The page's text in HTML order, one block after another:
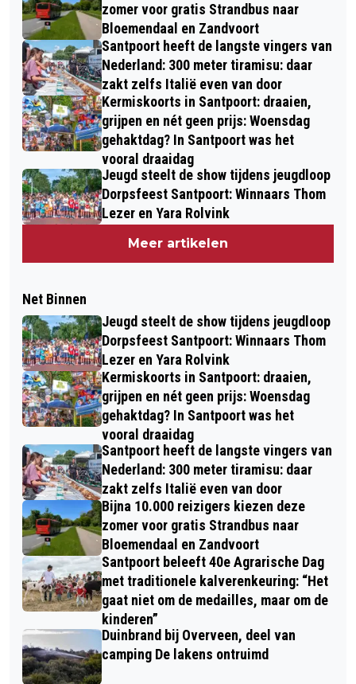
zomer voor gratis Strandbus naar
Bloemendaal en Zandvoort
Santpoort heeft de langste vingers van
Nederland: 300 meter tiramisu: daar
zakt zelfs Italië even van door
Kermiskoorts in Santpoort: draaien,
grijpen en nét geen prijs: Woensdag
gehaktdag? In Santpoort was het
vooral draaidag
Jeugd steelt de show tijdens jeugdloop
Dorpsfeest Santpoort: Winnaars Thom
Lezer en Yara Rolvink
Meer artikelen
Net Binnen
Jeugd steelt de show tijdens jeugdloop
Dorpsfeest Santpoort: Winnaars Thom
Lezer en Yara Rolvink
Kermiskoorts in Santpoort: draaien,
grijpen en nét geen prijs: Woensdag
gehaktdag? In Santpoort was het
vooral draaidag
Santpoort heeft de langste vingers van
Nederland: 300 meter tiramisu: daar
zakt zelfs Italië even van door
Bijna 10.000 reizigers kiezen deze
zomer voor gratis Strandbus naar
Bloemendaal en Zandvoort
Santpoort beleeft 40e Agrarische Dag
met traditionele kalverenkeuring: “Het
gaat niet om de medailles, maar om de
kinderen”
Duinbrand bij Overveen, deel van
camping De lakens ontruimd